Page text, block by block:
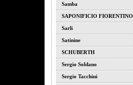
Samba
SAPONIFICIO FIORENTINO
Sarli
Satinine
SCHUBERTH
Sergio Soldano
Sergio Tacchini